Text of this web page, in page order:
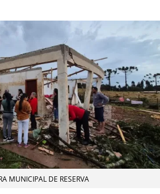
MUNICIPAL DE RESERVA